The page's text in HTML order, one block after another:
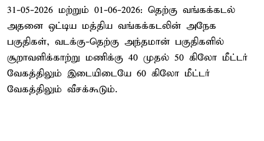
31-05-2026 மற்றும் 01-06-2026: தெற்கு வங்கக்கடல்
அதனை ஒட்டிய மத்திய வங்கக்கடலின் அநேக
பகுதிகள், வடக்கு-தெற்கு அந்தமான் பகுதிகளில்
சூறாவளிக்காற்று மணிக்கு 40 முதல் 50 கிலோ மீட்டர்
வேகத்திலும் இடையிடையே 60 கிலோ மீட்டர்
வேகத்திலும் வீசக்கூடும்.